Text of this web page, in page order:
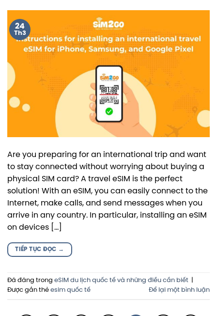
24
Th3
Are you preparing for an international trip and want
to stay connected without worrying about buying a
physical SIM card? A travel eSIM is the perfect
solution! With an eSIM, you can easily connect to the
Internet, make calls, and send messages when you
arrive in any country. In particular, installing an eSIM
on devices […]
TIẾP TỤC ĐỌC →
Đã đăng trong eSIM du lịch quốc tế và những điều cần biết
Được gắn thẻ esim quốc tế Để lại một bình luận